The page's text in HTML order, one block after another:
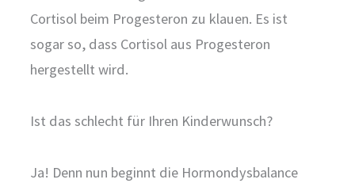
Cortisol beim Progesteron zu klauen. Es ist
sogar so, dass Cortisol aus Progesteron
hergestellt wird.
Ist das schlecht für Ihren Kinderwunsch?
Ja! Denn nun beginnt die Hormondysbalance